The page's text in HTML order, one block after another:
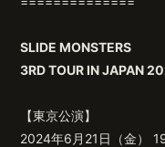
SLIDE MONSTERS
3RD TOUR IN JAPAN
【東京公演】
2024年6月21日（金）